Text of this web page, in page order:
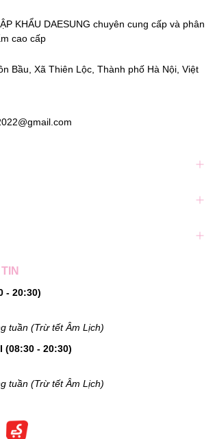
KHẨU DAESUNG chuyên cung cấp và phân
cao cấp
Bầu, Xã Thiên Lộc, Thành phố Hà Nội, Việt
- 20:30)
tuần (Trừ tết Âm Lịch)
(08:30 - 20:30)
tuần (Trừ tết Âm Lịch)